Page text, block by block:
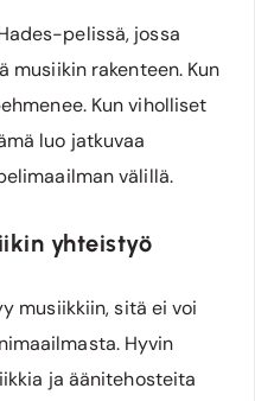
pelissä, jossa
rakenteen. Kun
Kun viholliset
luo jatkuvaa
välillä.
yhteistyö
musiikkiin, sitä ei voi
Hyvin
ja äänitehosteita